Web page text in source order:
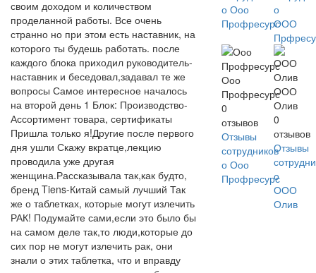
своим доходом и количеством
проделанной работы. Все очень
странно но при этом есть наставник, на
которого ты будешь работать. после
каждого блока приходил руководитель-
наставник и беседовал,задавал те же
вопросы Самое интересное началось
на второй день 1 Блок: Производство-
Ассортимент товара, сертификаты
Пришла только я!Другие после первого
дня ушли Скажу вкратце,лекцию
проводила уже другая
женщина.Рассказывала так,как будто,
бренд Tiens-Китай самый лучший Так
же о таблетках, которые могут излечить
РАК! Подумайте сами,если это было бы
на самом деле так,то люди,которые до
сих пор не могут излечить рак, они
знали о этих таблетка, что и вправду
о Ооо
Профресурс
о
ООО
Ооо
Профресурс
0
отзывов
Отзывы
сотрудников
о Ооо
Профресурс
ООО
Олив
0
отзывов
Отзывы
о
ООО
Олив